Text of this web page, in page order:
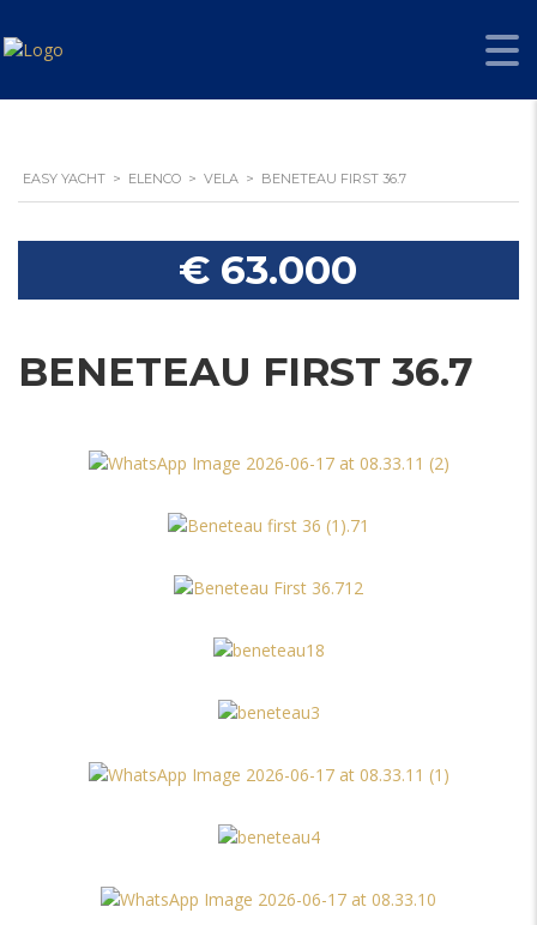
EASY YACHT > ELENCO > VELA > BENETEAU FIRST 36.7
€ 63.000
BENETEAU FIRST 36.7